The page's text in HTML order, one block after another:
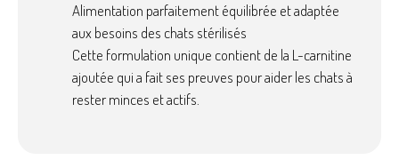
Alimentation parfaitement équilibrée et adaptée
aux besoins des chats stérilisés
Cette formulation unique contient de la L-carnitine
ajoutée qui a fait ses preuves pour aider les chats à
rester minces et actifs.